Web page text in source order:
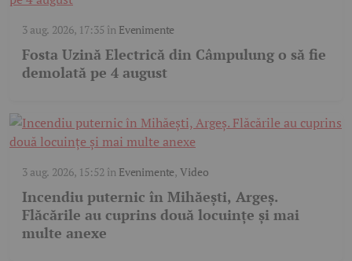
3 aug. 2026, 17:35 în Evenimente
Fosta Uzină Electrică din Câmpulung o să fie
demolată pe 4 august
3 aug. 2026, 15:52 în Evenimente,Video
Incendiu puternic în Mihăești, Argeș.
Flăcările au cuprins două locuințe și mai
multe anexe